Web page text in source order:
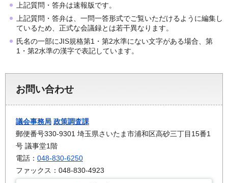
上記質問・答弁は速報版です。
上記質問・答弁は、一問一答形式でご覧いただけるように編集し
ているため、正式な会議録とは若干異なります。
氏名の一部にJIS規格第1・第2水準にない文字がある場合、第
1・第2水準の漢字で表記しています。
お問い合わせ
議会事務局 政策調査課
郵便番号330-9301 埼玉県さいたま市浦和区高砂三丁目15番1
号 議事堂1階
電話： 048-830-6250
ファックス：048-830-4923